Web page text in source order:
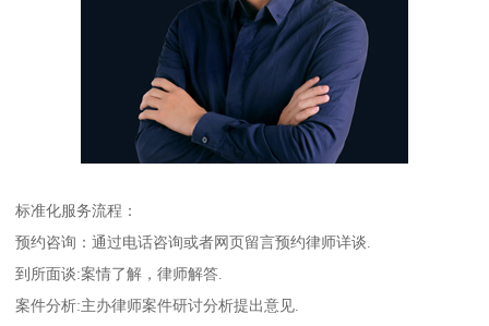
标准化服务流程：
预约咨询：通过电话咨询或者网页留言预约律师详谈.
到所面谈:案情了解，律师解答.
案件分析:主办律师案件研讨分析提出意见.